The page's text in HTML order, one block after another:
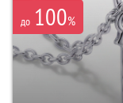
до 100%